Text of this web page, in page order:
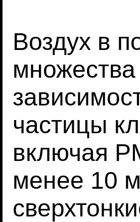
Воздух в
частицы
включая
менее 10